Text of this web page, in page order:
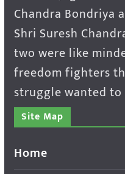
Chandra Bondriya
Shri Suresh
two were like
freedom fighters
struggle wanted
Site Map
Home